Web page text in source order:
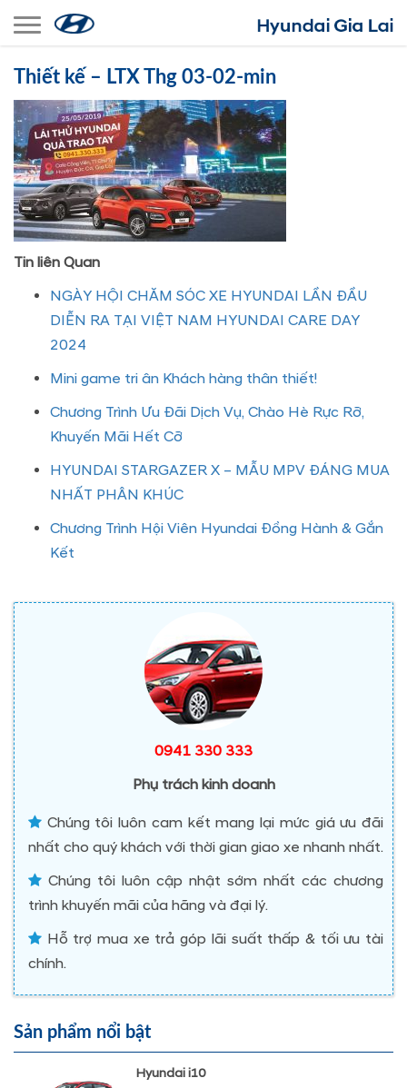
Toggle navigation
Thiết kế – LTX Thg 03-02-min
Tin liên Quan
NGÀY HỘI CHĂM SÓC XE HYUNDAI LẦN ĐẦU
DIỄN RA TẠI VIỆT NAM HYUNDAI CARE DAY
2024
Mini game tri ân Khách hàng thân thiết!
Chương Trình Ưu Đãi Dịch Vụ, Chào Hè Rực Rỡ,
Khuyến Mãi Hết Cỡ
HYUNDAI STARGAZER X – MẪU MPV ĐÁNG MUA
NHẤT PHÂN KHÚC
Chương Trình Hội Viên Hyundai Đồng Hành & Gắn
Kết
0941 330 333
Phụ trách kinh doanh
Chúng tôi luôn cam kết mang lại mức giá ưu đãi
nhất cho quý khách với thời gian giao xe nhanh nhất.
Chúng tôi luôn cập nhật sớm nhất các chương
trình khuyến mãi của hãng và đại lý.
Hỗ trợ mua xe trả góp lãi suất thấp & tối ưu tài
chính.
Sản phẩm nổi bật
Hyundai i10